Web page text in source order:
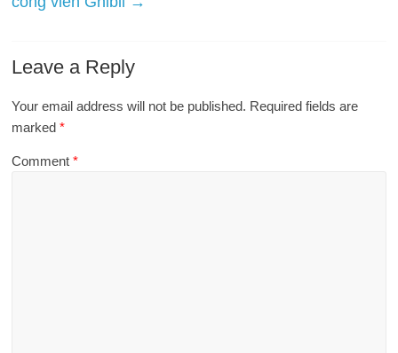
Leave a Reply
Your email address will not be published. Required fields are
marked*
Comment*